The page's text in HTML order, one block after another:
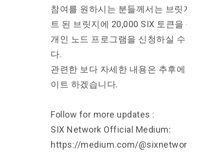
참여를 원하시는 분들께서는 브릿지 업데
트 된 브릿지에 20,000 SIX 토큰을 출시일
개인 노드 프로그램을 신청하실 수 있습니
다.
관련한 보다 자세한 내용은 추후에 더 업데
이트 하겠습니다.
Follow for more updates :
SIX Network Official Medium:
https://medium.com/@sixnetwork